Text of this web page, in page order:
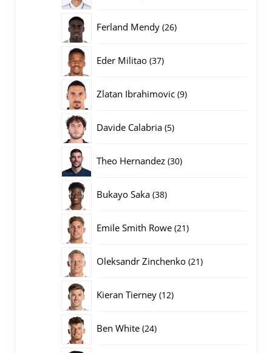
Ferland Mendy 2626
Eder Militao 3737
Zlatan Ibrahimovic 99
Davide Calabria 55
Theo Hernandez 3030
Bukayo Saka 3838
Emile Smith Rowe 2121
Oleksandr Zinchenko 2121
Kieran Tierney 1212
Ben White 2424